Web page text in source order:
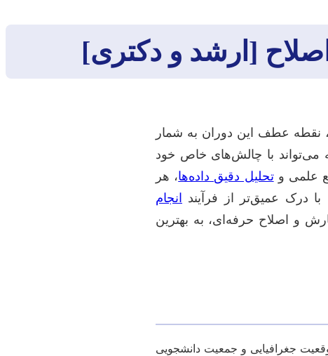
[ارشد و دکتری]
نقطه عطف این دوران به شمار
می‌تواند با چالش‌های خاص خود
علمی وتحلیل دقیق داده‌ها، هر
درک عمیق‌تر از فرآیند
انجام
و اصلاح حرفه‌ای، به بهترین
جغرافیایی و جمعیت دانشجویی